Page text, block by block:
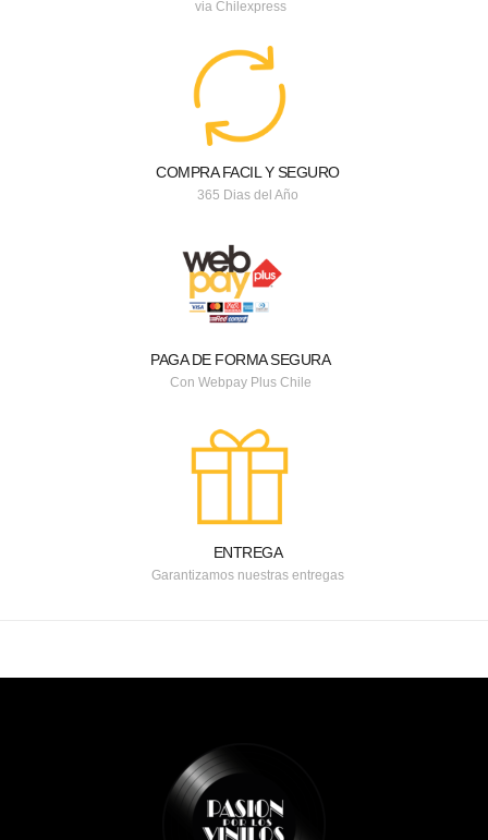
via Chilexpress
COMPRA FACIL Y SEGURO
365 Dias del Año
PAGA DE FORMA SEGURA
Con Webpay Plus Chile
ENTREGA
Garantizamos nuestras entregas